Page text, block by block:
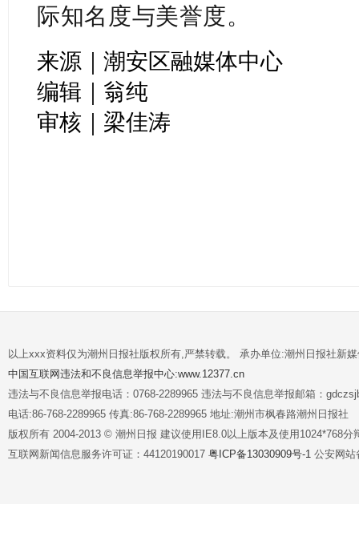
际知名度与美誉度。
来源｜潮安区融媒体中心
编辑｜翁纯
审核｜梁佳涛
以上xxx资料仅为潮州日报社版权所有,严禁转载。 承办单位:潮州日报社新
中国互联网违法和不良信息举报中心:www.12377.cn
违法与不良信息举报电话：0768-2289965 违法与不良信息举报邮箱：
电话:86-768-2289965 传真:86-768-2289965 地址:潮州市枫春路潮州日报社
版权所有 2004-2013 © 潮州日报 建议使用IE8.0以上版本及使用1024*768分
互联网新闻信息服务许可证：44120190017 粤ICP备13030909号-1 公安网站